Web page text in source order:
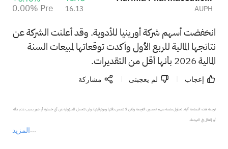
AUPH
16.13
0.00% Pre
انخفضت أسهم شركة أورينيا للأدوية. وقد أعلنت الشركة عن
نتائجها المالية للربع الأول وأكدت توقعاتها لمبيعات السنة
المالية 2026 بأنها أقل من التقديرات.
إعجاب لم يعجبنى مشاركة
المزيد
ترجمة هذه الصفحة آلية. تحاول منصة سهم تحسين الترجمة ولكن لا تضمن دقتها وموثوقيتها، ولن تتحمل المسؤولية عن أي خسارة أو ضرر بسبب عدم دقة
أو إغفال في الترجمة.